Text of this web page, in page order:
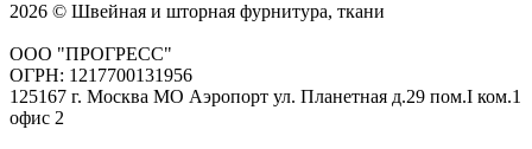
2026 © Швейная и шторная фурнитура, ткани
ООО "ПРОГРЕСС"
ОГРН: 1217700131956
125167 г. Москва МО Аэропорт ул. Планетная д.29 пом.I ком.1
офис 2